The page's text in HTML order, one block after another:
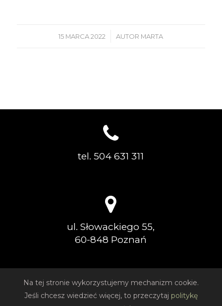
15 MARCA 2022
/ AUTOR MARTA
tel. 504 631 311
ul. Słowackiego 55,
60-848 Poznań
Na tej stronie wykorzystujemy mechanizm cookie.
Jeśli chcesz wiedzieć więcej, to przeczytaj politykę